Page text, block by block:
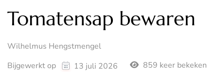
Tomatensap bewaren
Wilhelmus Hengstmengel
Bijgewerkt op
13 juli 2026 859 keer bekeken